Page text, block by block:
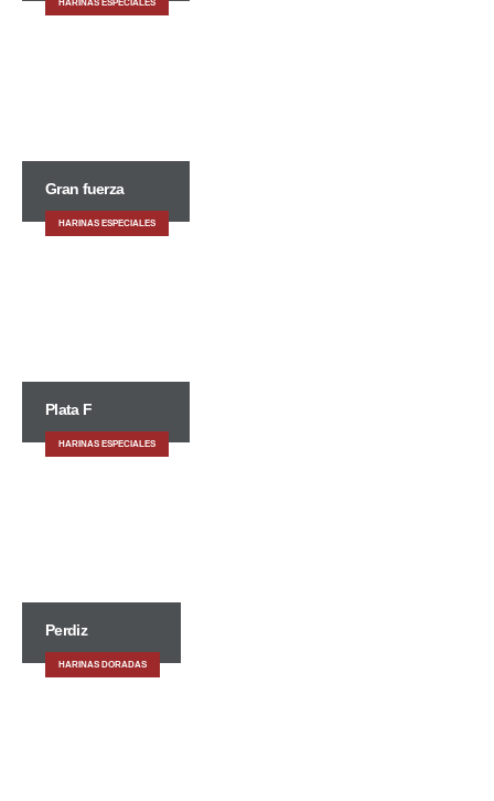
HARINAS ESPECIALES
Gran fuerza
HARINAS ESPECIALES
Plata F
HARINAS ESPECIALES
Perdiz
HARINAS DORADAS